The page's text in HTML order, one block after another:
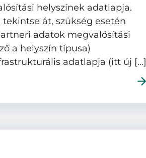
helyszínek adatlapja.
át, szükség esetén
adatok megvalósítási
a helyszín típusa)
adatlapja (itt új […]